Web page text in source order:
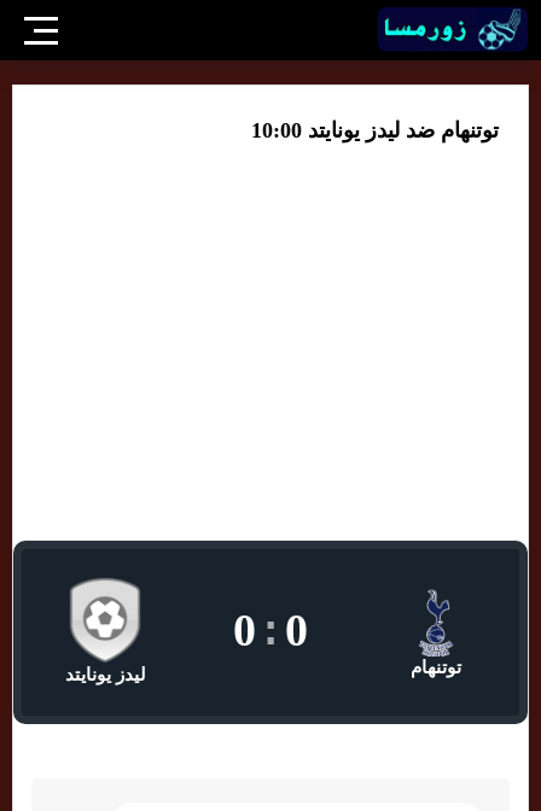
توتنهام ضد ليدز يونايتد 10:00
توتنهام
0
:
0
ليدز يونايتد